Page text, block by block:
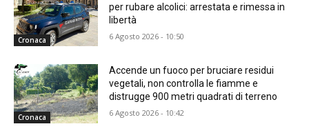
Cronaca
per rubare alcolici: arrestata e rimessa in
libertà
6 Agosto 2026 - 10:50
Cronaca
Accende un fuoco per bruciare residui
vegetali, non controlla le fiamme e
distrugge 900 metri quadrati di terreno
6 Agosto 2026 - 10:42